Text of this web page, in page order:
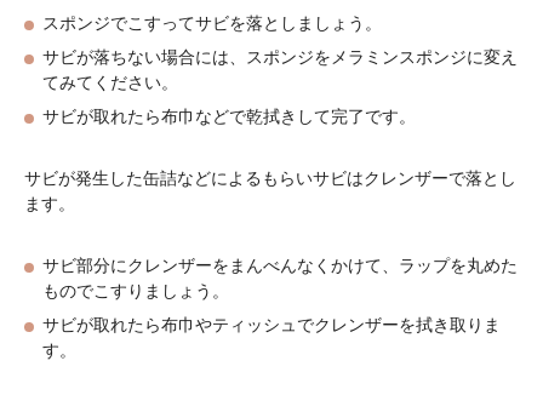
スポンジでこすってサビを落としましょう。
サビが落ちない場合には、スポンジをメラミンスポンジに変え
てみてください。
サビが取れたら布巾などで乾拭きして完了です。
サビが発生した缶詰などによるもらいサビはクレンザーで落とし
ます。
サビ部分にクレンザーをまんべんなくかけて、ラップを丸めた
ものでこすりましょう。
サビが取れたら布巾やティッシュでクレンザーを拭き取りま
す。